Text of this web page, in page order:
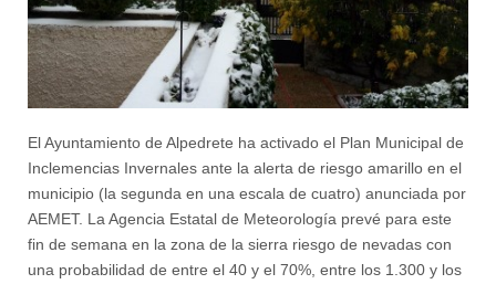
El Ayuntamiento de Alpedrete ha activado el Plan Municipal de
Inclemencias Invernales ante la alerta de riesgo amarillo en el
municipio (la segunda en una escala de cuatro) anunciada por
AEMET. La Agencia Estatal de Meteorología prevé para este
fin de semana en la zona de la sierra riesgo de nevadas con
una probabilidad de entre el 40 y el 70%, entre los 1.300 y los